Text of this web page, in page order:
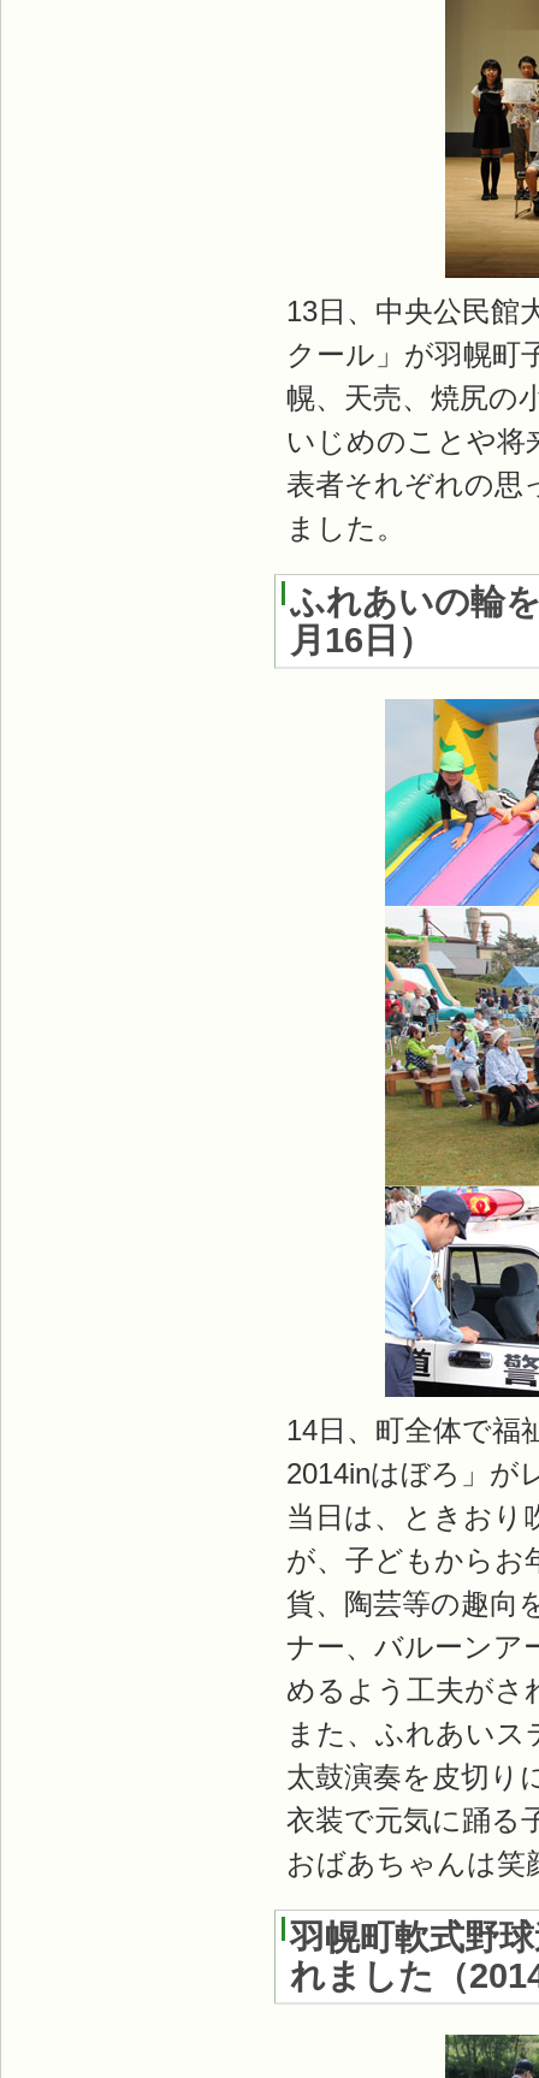
13日、中央公民館
クール」が羽幌町
幌、天売、焼尻の
いじめのことや将
表者それぞれの思
ました。
ふれあいの輪
月16日 ）
14日、町全体で福
2014inはぼろ」が
当日は、ときおり
が、子どもからお
貨、陶芸等の趣向
ナー、バルーンア
めるよう工夫がさ
また、ふれあい
太鼓演奏を皮切り
衣装で元気に踊る
おばあちゃんは笑
羽幌町軟式野
れました （